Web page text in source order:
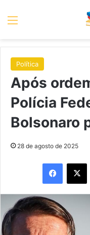
Menu
Política
Após
Polícia
Bolsonaro
28 de agosto de 2025
X